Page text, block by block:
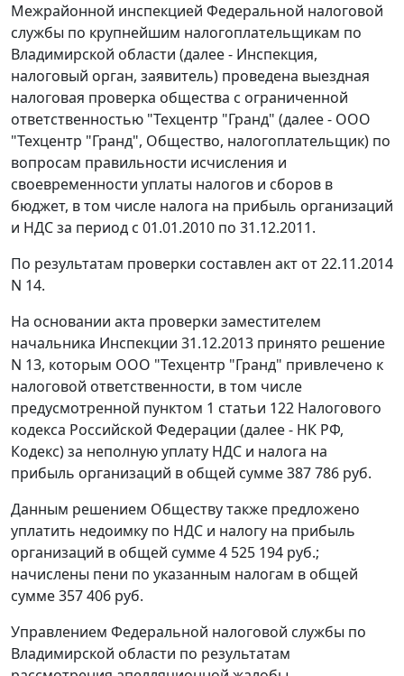
Межрайонной инспекцией Федеральной налоговой
службы по крупнейшим налогоплательщикам по
Владимирской области (далее - Инспекция,
налоговый орган, заявитель) проведена выездная
налоговая проверка общества с ограниченной
ответственностью "Техцентр "Гранд" (далее - ООО
"Техцентр "Гранд", Общество, налогоплательщик) по
вопросам правильности исчисления и
своевременности уплаты налогов и сборов в
бюджет, в том числе налога на прибыль организаций
и НДС за период с 01.01.2010 по 31.12.2011.
По результатам проверки составлен акт от 22.11.2014
N 14.
На основании акта проверки заместителем
начальника Инспекции 31.12.2013 принято решение
N 13, которым ООО "Техцентр "Гранд" привлечено к
налоговой ответственности, в том числе
предусмотренной пунктом 1 статьи 122 Налогового
кодекса Российской Федерации (далее - НК РФ,
Кодекс) за неполную уплату НДС и налога на
прибыль организаций в общей сумме 387 786 руб.
Данным решением Обществу также предложено
уплатить недоимку по НДС и налогу на прибыль
организаций в общей сумме 4 525 194 руб.;
начислены пени по указанным налогам в общей
сумме 357 406 руб.
Управлением Федеральной налоговой службы по
Владимирской области по результатам